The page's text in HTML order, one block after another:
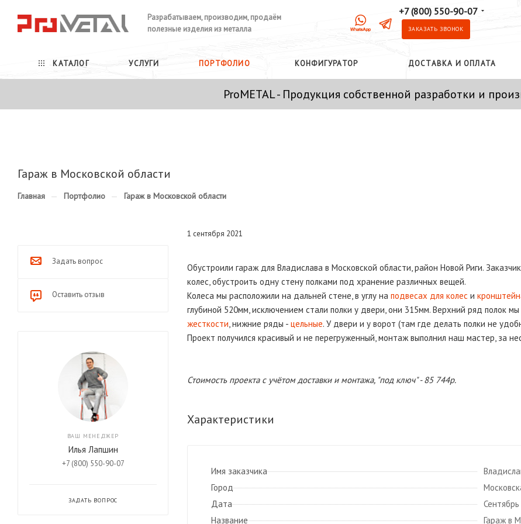
Разрабатываем, производим, продаём
полезные изделия из металла
+7 (800) 550-90-07
ЗАКАЗАТЬ ЗВОНОК
КАТАЛОГ УСЛУГИ ПОРТФОЛИО КОНФИГУРАТОР ДОСТАВКА И ОПЛАТА
ProMETAL - Продукция собственной разработки и
Гараж в Московской области
Главная — Портфолио — Гараж в Московской области
1 сентября 2021
Обустроили гараж для Владислава в Московской области, район Новой Риги.
колес, обустроить одну стену полками под хранение различных вещей.
Колеса мы расположили на дальней стене, в углу на подвесах для колес и
глубиной 520мм, исключением стали полки у двери, они 315мм. Верхний ряд полок
жесткости, нижние ряды - цельные. У двери и у ворот (там где делать полки не
Проект получился красивый и не перегруженный, монтаж выполнил наш мастер, за
Стоимость проекта с учётом доставки и монтажа, "под ключ" - 85 744р.
Характеристики
Имя заказчика
Город
Дата
Название
Гараж в
Задать вопрос
Оставить отзыв
ВАШ МЕНЕДЖЕР
Илья Лапшин
+7 (800) 550-90-07
ЗАДАТЬ ВОПРОС